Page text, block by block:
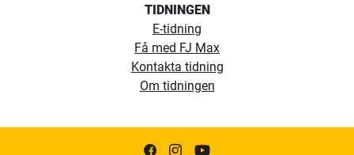
TIDNINGEN
E-tidning
Få med FJ Max
Kontakta tidning
Om tidningen